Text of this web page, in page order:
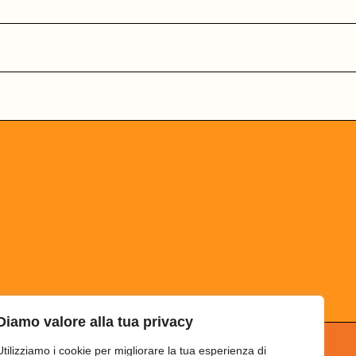
valore alla tua privacy
i cookie per migliorare la tua esperienza di